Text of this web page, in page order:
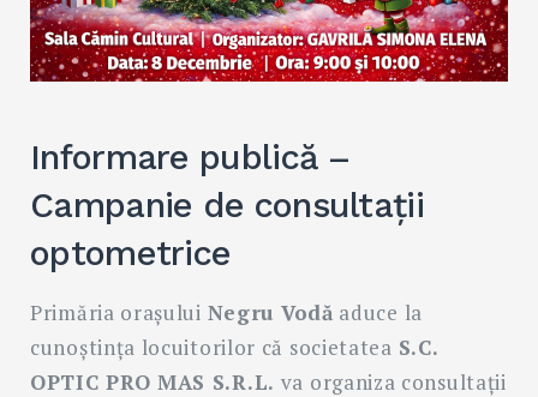
Informare publică –
Campanie de consultații
optometrice
Primăria orașului Negru Vodă aduce la
cunoștința locuitorilor că societatea S.C.
OPTIC PRO MAS S.R.L. va organiza consultații